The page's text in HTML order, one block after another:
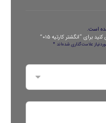
است.
برای “انگشتر کارتیه ۰۱۵”
علامت‌گذاری شده‌اند*